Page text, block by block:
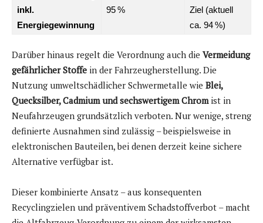
inkl.
Energiegewinnung
95 %
Ziel (aktuell
ca. 94 %)
Darüber hinaus regelt die Verordnung auch die Vermeidung
gefährlicher Stoffe in der Fahrzeugherstellung. Die
Nutzung umweltschädlicher Schwermetalle wie Blei,
Quecksilber, Cadmium und sechswertigem Chrom ist in
Neufahrzeugen grundsätzlich verboten. Nur wenige, streng
definierte Ausnahmen sind zulässig – beispielsweise in
elektronischen Bauteilen, bei denen derzeit keine sichere
Alternative verfügbar ist.
Dieser kombinierte Ansatz – aus konsequenten
Recyclingzielen und präventivem Schadstoffverbot – macht